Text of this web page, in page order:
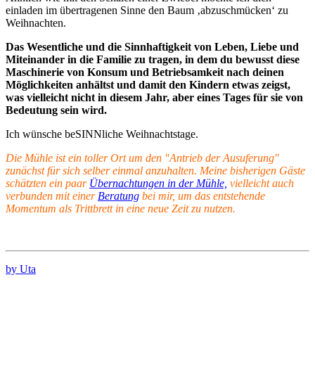
einladen im übertragenen Sinne den Baum ‚abzuschmücken‘ zu
Weihnachten.
Das Wesentliche und die Sinnhaftigkeit von Leben, Liebe und
Miteinander in die Familie zu tragen, in dem du bewusst diese
Maschinerie von Konsum und Betriebsamkeit nach deinen
Möglichkeiten anhältst und damit den Kindern etwas zeigst,
was vielleicht nicht in diesem Jahr, aber eines Tages für sie von
Bedeutung sein wird.
Ich wünsche beSINNliche Weihnachtstage.
Die Mühle ist ein toller Ort um den "Antrieb der Ausuferung"
zunächst für sich selber einmal anzuhalten. Meine bisherigen Gäste
schätzten ein paar Übernachtungen in der Mühle, vielleicht auch
verbunden mit einer Beratung bei mir, um das entstehende
Momentum als Trittbrett in eine neue Zeit zu nutzen.
by Uta